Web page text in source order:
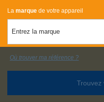
La marque de votre appareil
Entrez la marque
Trouvez
Où trouver ma référence ?